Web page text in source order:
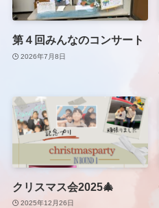
第４回みんなのコンサート
2026年7月8日
クリスマス会2025🎄
2025年12月26日